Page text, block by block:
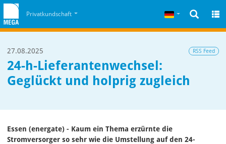
Zum Cookiehinweis
Privatkundschaft Deutsch
27.08.2025 RSS Feed
24-h-Lieferantenwechsel:
Geglückt und holprig zugleich
Essen (energate) - Kaum ein Thema erzürnte die
Stromversorger so sehr wie die Umstellung auf den 24-